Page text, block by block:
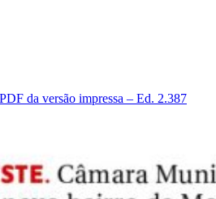
da versão impressa – Ed. 2.387